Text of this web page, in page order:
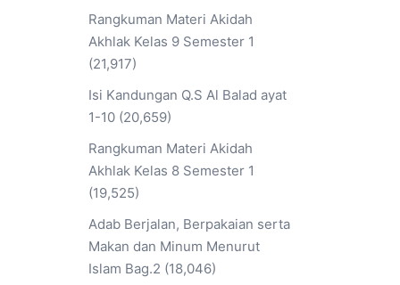
Rangkuman Materi Akidah
Akhlak Kelas 9 Semester 1
(21,917)
Isi Kandungan Q.S Al Balad ayat
1-10 (20,659)
Rangkuman Materi Akidah
Akhlak Kelas 8 Semester 1
(19,525)
Adab Berjalan, Berpakaian serta
Makan dan Minum Menurut
Islam Bag.2 (18,046)